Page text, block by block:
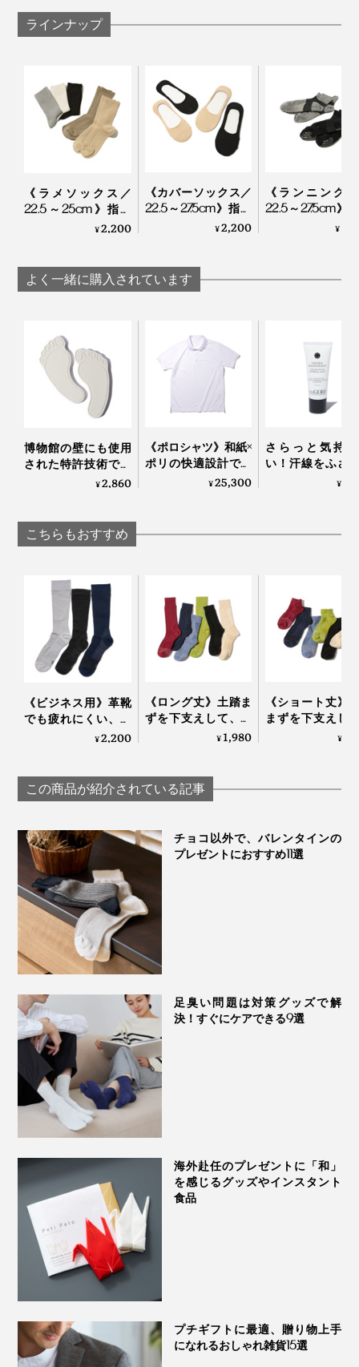
一度はいたら、手放したくなくなる『AMIGAMI』のは
き心地、あなたも体感してください。
ラインナップ
《ラメソックス／
22.5～25cm》指先
のサラサラが続く！
AMIGAMI
¥2,200
《カバーソックス／
22.5～27.5cm》指先
のサラサラが続く！
AMIGAMI
¥2,200
《ランニング
22.5～27.5cm》
のサラサラが続
¥
よく一緒に購入されています
博物館の壁にも使用
された特許技術で、
吸湿＆脱臭しながら
｜SHOES VITAMIN
¥2,860
《ポロシャツ》和紙×
ポリの快適設計で、
湿気を吸って逃す、
¥25,300
さらっと気持
い！汗線をふさ
細菌の繁殖を抑
¥
こちらもおすすめ
《ビジネス用》革靴
でも疲れにくい、ず
り落ちにくい「スー
¥2,200
《ロング丈》土踏ま
ずを下支えして、足
底筋をサポートする
ッグ
¥1,980
《ショート丈》
まずを下支えし
足底筋をサポー
¥
この商品が紹介されている記事
チョコ以外で、バレンタインの
プレゼントにおすすめ11選
足臭い問題は対策グッズで解
決！すぐにケアできる9選
海外赴任のプレゼントに「和」
を感じるグッズやインスタント
食品
プチギフトに最適、贈り物上手
になれるおしゃれ雑貨15選